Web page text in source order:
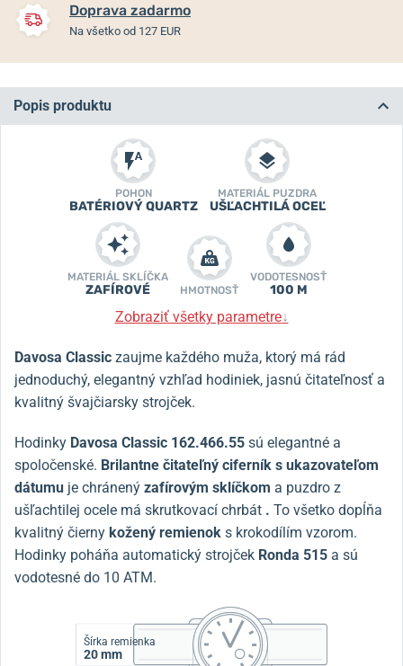
Doprava zadarmo
Na všetko od 127 EUR
Popis produktu
POHON
BATÉRIOVÝ QUARTZ
MATERIÁL PUZDRA
UŠĽACHTILÁ OCEĽ
MATERIÁL SKLÍČKA
ZAFÍROVÉ HMOTNOSŤ
VODOTESNOSŤ
100 M
Zobraziť všetky parametre↓
Davosa Classic zaujme každého muža, ktorý má rád
jednoduchý, elegantný vzhľad hodiniek, jasnú čitateľnosť a
kvalitný švajčiarsky strojček.
Hodinky Davosa Classic 162.466.55 sú elegantné a
spoločenské. Brilantne čitateľný ciferník s ukazovateľom
dátumu je chránený zafírovým sklíčkom a puzdro z
ušľachtilej ocele má skrutkovací chrbát . To všetko dopĺňa
kvalitný čierny kožený remienok s krokodílím vzorom.
Hodinky poháňa automatický strojček Ronda 515 a sú
vodotesné do 10 ATM.
Šírka remienka
20 mm